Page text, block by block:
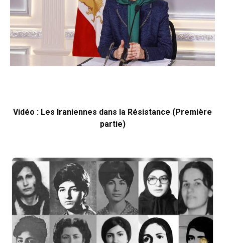
Vidéo : Les Iraniennes dans la Résistance (Première
partie)